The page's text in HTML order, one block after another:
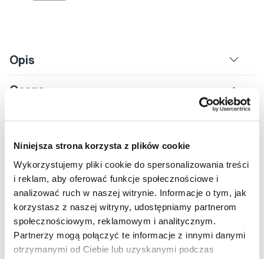
Niniejsza strona korzysta z plików cookie
Wykorzystujemy pliki cookie do spersonalizowania treści
i reklam, aby oferować funkcje społecznościowe i
analizować ruch w naszej witrynie. Informacje o tym, jak
korzystasz z naszej witryny, udostępniamy partnerom
społecznościowym, reklamowym i analitycznym.
Partnerzy mogą połączyć te informacje z innymi danymi
otrzymanymi od Ciebie lub uzyskanymi podczas
Opis
Ocena
4,5
Oceniać